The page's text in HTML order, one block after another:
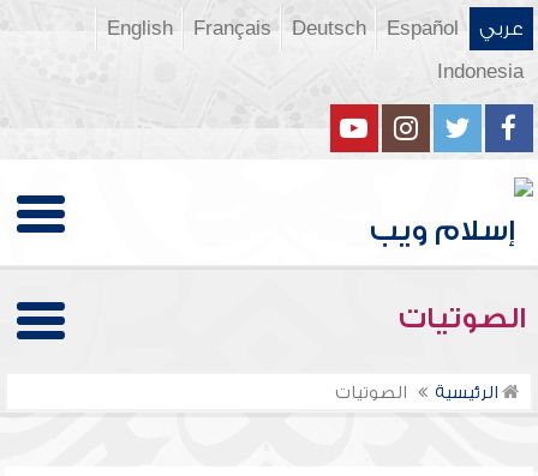
عربي Español
Deutsch
Français
English
Indonesia
الصوتيات
الرئيسية الصوتيات